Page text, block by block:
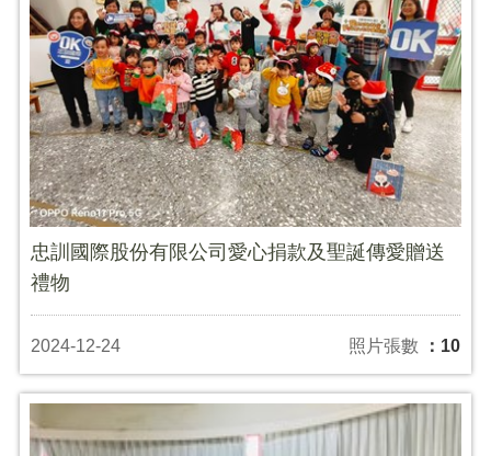
忠訓國際股份有限公司愛心捐款及聖誕傳愛贈送
禮物
2024-12-24 照片張數 ：10